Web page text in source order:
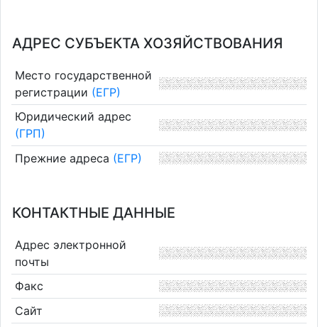
АДРЕС СУБЪЕКТА ХОЗЯЙСТВОВАНИЯ
Место государственной
регистрации (ЕГР)
Юридический адрес
(ГРП)
Прежние адреса (ЕГР)
КОНТАКТНЫЕ ДАННЫЕ
Адрес электронной
почты
Факс
Сайт